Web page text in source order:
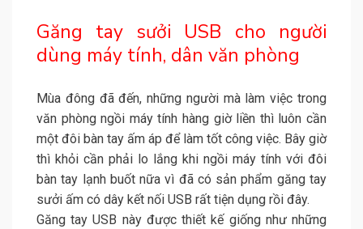
Găng tay sưởi USB cho người
dùng máy tính, dân văn phòng
Mùa đông đã đến, những người mà làm việc trong
văn phòng ngồi máy tính hàng giờ liền thì luôn cần
một đôi bàn tay ấm áp để làm tốt công việc. Bây giờ
thì khỏi cần phải lo lắng khi ngồi máy tính với đôi
bàn tay lạnh buốt nữa vì đã có sản phẩm găng tay
sưởi ấm có dây kết nối USB rất tiện dụng rồi đây.
Găng tay USB này được thiết kế giống như những